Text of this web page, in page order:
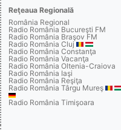
Reţeaua Regională
România Regional
Radio România Bucureşti FM
Radio România Braşov FM
Radio România Cluj
Radio România Constanţa
Radio România Vacanţa
Radio România Oltenia-Craiova
Radio România Iaşi
Radio România Reşiţa
Radio România Târgu Mureş
Radio România Timişoara